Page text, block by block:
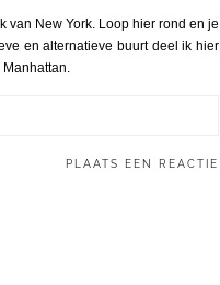
van New York. Loop hier rond en je
en alternatieve buurt deel ik hier
PLAATS EEN REACTIE